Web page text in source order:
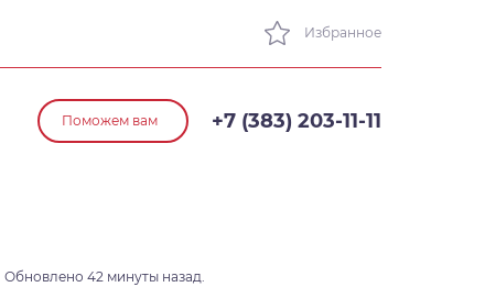
Избранное
Поможем вам +7 (383) 203-11-11
Обновлено 42 минуты назад.